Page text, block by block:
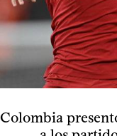
Colombia